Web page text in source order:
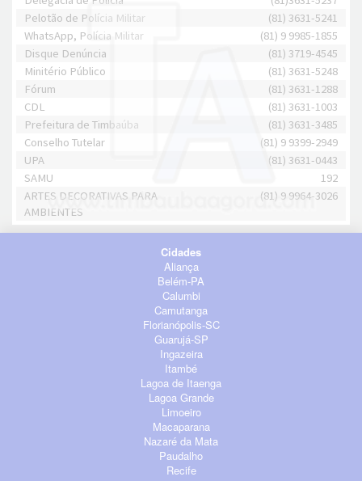
Pelotão de Polícia Militar
(81) 3631-5241
WhatsApp, Polícia Militar
(81) 9 9985-1855
Disque Denúncia
(81) 3719-4545
Minitério Público
(81) 3631-5248
Fórum
(81) 3631-1288
CDL
(81) 3631-1003
Prefeitura de Timbaúba
(81) 3631-3485
Conselho Tutelar
(81) 9 9399-2949
UPA
(81) 3631-0443
SAMU
192
ARTES DECORATIVAS PARA
AMBIENTES
(81) 9 9964-3026
Cidades
Aliança
Belém-PA
Calumbi
Camutanga
Florianópolis-SC
Guarujá-SP
Ingazeira
Itambé
Lagoa de Itaenga
Lagoa Grande
Limoeiro
Macaparana
Nazaré da Mata
Paudalho
Recife